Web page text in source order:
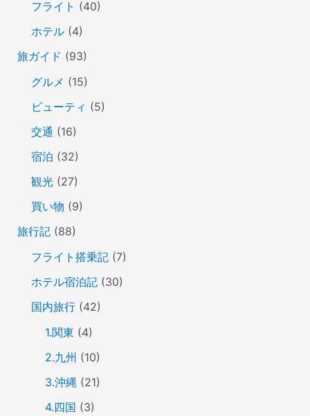
フライト (40)
ホテル(4)
旅ガイド (93)
グルメ (15)
ビューティ (5)
交通 (16)
宿泊 (32)
観光(27)
買い物 (9)
旅行記(88)
フライト搭乗記(7)
ホテル宿泊記(30)
国内旅行(42)
1.関東 (4)
2.九州 (10)
3.沖縄(21)
4.四国 (3)